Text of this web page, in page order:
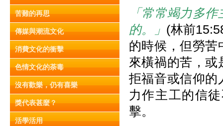
苦難的再思
傳媒與潮流文化
消費文化的衝擊
色情文化的荼毒
沒有歡樂，仍有喜樂
獎代表甚麼？
活學活用
「常常竭力多
的。」 (林前
的時候，但勞苦
來橫禍的苦，或
拒福音或信仰的
力作主工的信
擊。